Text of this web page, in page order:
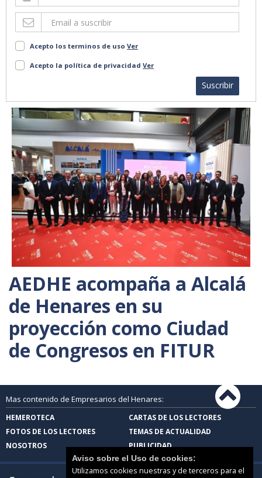
Acepto los terminos de uso Ver
Acepto la política de privacidad Ver
Suscribir
AEDHE acompaña a Alcalá
de Henares en su
proyección como Ciudad
de Congresos en FITUR
Mas contenido de Empresarios del Henares:
HEMEROTECA
CARTAS DE LOS LECTORES
FOTOS DE LOS LECTORES
TEMAS DE ACTUALIDAD
NOSOTROS
PUBLICIDAD
Aviso sobre el Uso de cookies:
Utilizamos cookies nuestras y de terceros para el